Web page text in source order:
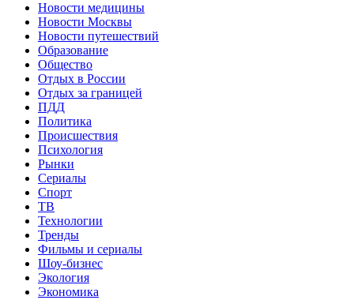
Новости медицины
Новости Москвы
Новости путешествий
Образование
Общество
Отдых в России
Отдых за границей
ПДД
Политика
Происшествия
Психология
Рынки
Сериалы
Спорт
ТВ
Технологии
Тренды
Фильмы и сериалы
Шоу-бизнес
Экология
Экономика